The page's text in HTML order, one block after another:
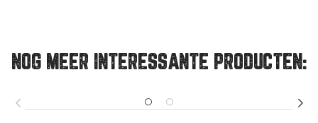
NOG MEER INTERESSANTE PRODUCTEN: